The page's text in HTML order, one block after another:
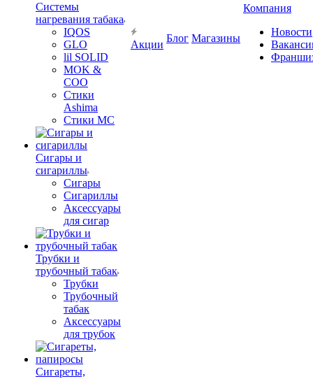
Системы
нагревания табака
IQOS
GLO
lil SOLID
MOK &
COO
Стики
Ashima
Стики MC
Сигары и
сигариллы
Сигары
Сигариллы
Аксессуары
для сигар
Трубки и
трубочный табак
Трубки
Трубочный
табак
Аксессуары
для трубок
Сигареты,
Акции
Блог Магазины
Компания
Новости